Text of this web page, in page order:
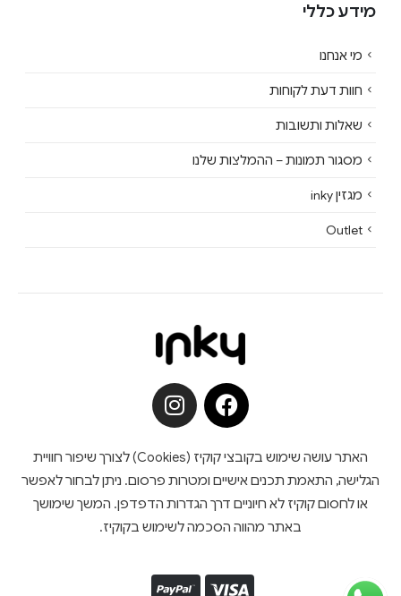
מידע כללי
מי אנחנו
חוות דעת לקוחות
שאלות ותשובות
מסגור תמונות – ההמלצות שלנו
מגזין inky
Outlet
האתר עושה שימוש בקובצי קוקיז (Cookies) לצורך שיפור חוויית
הגלישה, התאמת תכנים אישיים ומטרות פרסום. ניתן לבחור לאפשר
או לחסום קוקיז לא חיוניים דרך הגדרות הדפדפן. המשך שימושך
באתר מהווה הסכמה לשימוש בקוקיז.